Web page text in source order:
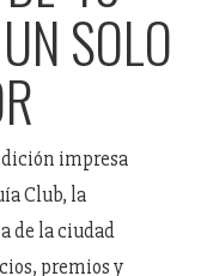
SOLO
impresa
Club, la
de la ciudad
premios y